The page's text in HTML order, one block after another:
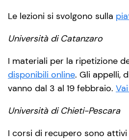
Le lezioni si svolgono sulla
Università di Catanzaro
I materiali per la ripetizione
disponibili online. Gli appelli,
vanno dal 3 al 19 febbraio.
Università di Chieti-Pescara
I corsi di recupero sono attivi